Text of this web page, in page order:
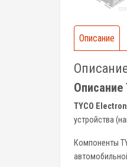
Описание
Описание
TYCO
устройства
Компоненты